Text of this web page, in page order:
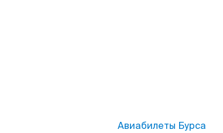
Авиабилеты Бурса